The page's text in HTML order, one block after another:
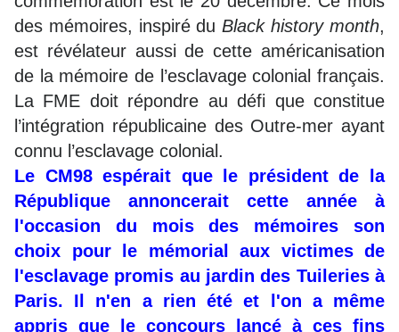
des mémoires, inspiré du Black history month,
est révélateur aussi de cette américanisation
de la mémoire de l’esclavage colonial français.
La FME doit répondre au défi que constitue
l’intégration républicaine des Outre-mer ayant
connu l’esclavage colonial.
Le CM98 espérait que le président de la
République annoncerait cette année à
l'occasion du mois des mémoires son
choix pour le mémorial aux victimes de
l'esclavage promis au jardin des Tuileries à
Paris. Il n'en a rien été et l'on a même
appris que le concours lancé à ces fins